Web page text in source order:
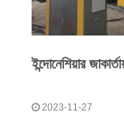
ইন্দোনেশিয়ার
2023-11-27